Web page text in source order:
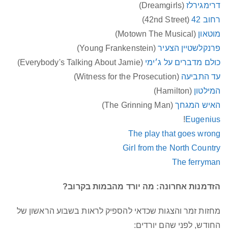
דרימגירלז(Dreamgirls)
רחוב 42
(42nd Street)
מוטאון (Motown The Musical)
פרנקלשטיין הצעיר(Young Frankenstein)
כולם מדברים על ג׳ימי (Everybody's Talking About Jamie)
עד התביעה (Witness for the Prosecution)
המילטון (Hamilton)
האיש המגחך (The Grinning Man)
Eugenius
!
The play that goes wrong
Girl from the North Country
The ferryman
הזדמנות אחרונה: מה יורד מהבמות בקרוב?
מחזות זמר והצגות שכדאי להספיק לראות בשבוע הראשון של
החודש, לפני שהם יורדים: